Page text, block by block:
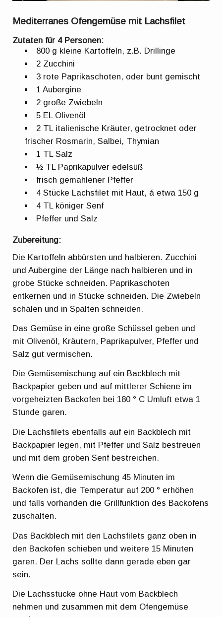
Mediterranes Ofengemüse mit Lachsfilet
Zutaten für 4 Personen:
800 g kleine Kartoffeln, z.B. Drillinge
2 Zucchini
3 rote Paprikaschoten, oder bunt gemischt
1 Aubergine
2 große Zwiebeln
5 EL Olivenöl
2 TL italienische Kräuter, getrocknet oder
frischer Rosmarin, Salbei, Thymian
1 TL Salz
½ TL Paprikapulver edelsüß
frisch gemahlener Pfeffer
4 Stücke Lachsfilet mit Haut, á etwa 150 g
4 TL königer Senf
Pfeffer und Salz
Zubereitung:
Die Kartoffeln abbürsten und halbieren. Zucchini
und Aubergine der Länge nach halbieren und in
grobe Stücke schneiden. Paprikaschoten
entkernen und in Stücke schneiden. Die Zwiebeln
schälen und in Spalten schneiden.
Das Gemüse in eine große Schüssel geben und
mit Olivenöl, Kräutern, Paprikapulver, Pfeffer und
Salz gut vermischen.
Die Gemüsemischung auf ein Backblech mit
Backpapier geben und auf mittlerer Schiene im
vorgeheizten Backofen bei 180 ° C Umluft etwa 1
Stunde garen.
Die Lachsfilets ebenfalls auf ein Backblech mit
Backpapier legen, mit Pfeffer und Salz bestreuen
und mit dem groben Senf bestreichen.
Wenn die Gemüsemischung 45 Minuten im
Backofen ist, die Temperatur auf 200 ° erhöhen
und falls vorhanden die Grillfunktion des Backofens
zuschalten.
Das Backblech mit den Lachsfilets ganz oben in
den Backofen schieben und weitere 15 Minuten
garen. Der Lachs sollte dann gerade eben gar
sein.
Die Lachsstücke ohne Haut vom Backblech
nehmen und zusammen mit dem Ofengemüse